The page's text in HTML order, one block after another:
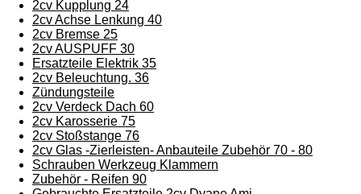
2cv Kupplung 24
2cv Achse Lenkung 40
2cv Bremse 25
2cv AUSPUFF 30
Ersatzteile Elektrik 35
2cv Beleuchtung. 36
Zündungsteile
2cv Verdeck Dach 60
2cv Karosserie 75
2cv Stoßstange 76
2cv Glas -Zierleisten- Anbauteile Zubehör 70 - 80
Schrauben Werkzeug Klammern
Zubehör - Reifen 90